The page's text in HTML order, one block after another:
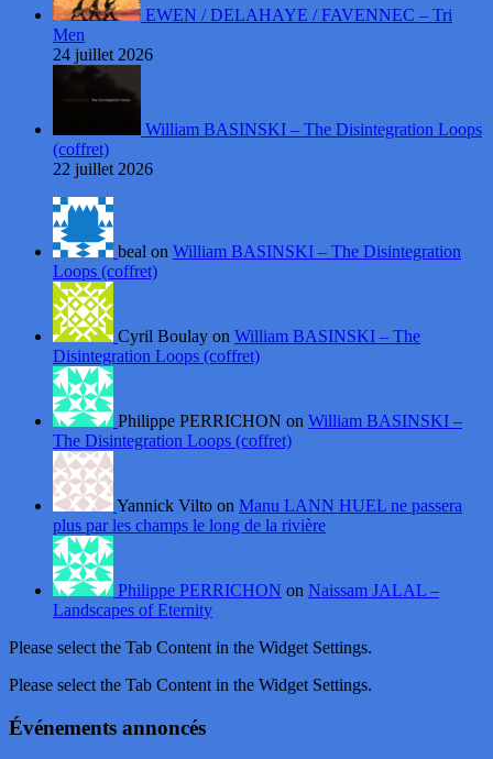
EWEN / DELAHAYE / FAVENNEC – Tri
Men
24 juillet 2026
William BASINSKI – The Disintegration Loops
(coffret)
22 juillet 2026
beal on William BASINSKI – The Disintegration
Loops (coffret)
Cyril Boulay on William BASINSKI – The
Disintegration Loops (coffret)
Philippe PERRICHON on William BASINSKI –
The Disintegration Loops (coffret)
Yannick Vilto on Manu LANN HUEL ne passera
plus par les champs le long de la rivière
Philippe PERRICHON on Naissam JALAL –
Landscapes of Eternity
Please select the Tab Content in the Widget Settings.
Please select the Tab Content in the Widget Settings.
Événements annoncés